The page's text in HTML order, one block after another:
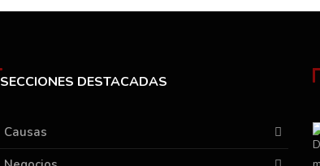
SECCIONES DESTACADAS
Causas